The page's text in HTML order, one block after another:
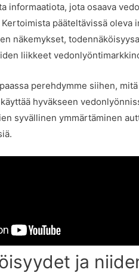
informaatiota, jota osaava
pääteltävissä oleva
näkemykset,
liikkeet
perehdymme siihen,
hyväkseen
syvällinen ymmärtäminen
ja